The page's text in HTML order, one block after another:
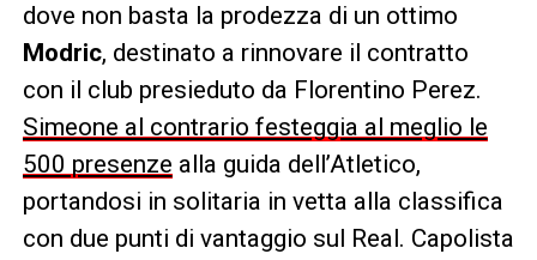
dove non basta la prodezza di un ottimo
Modric, destinato a rinnovare il contratto
con il club presieduto da Florentino Perez.
Simeone al contrario festeggia al meglio le
500 presenze alla guida dell’Atletico,
portandosi in solitaria in vetta alla classifica
con due punti di vantaggio sul Real. Capolista